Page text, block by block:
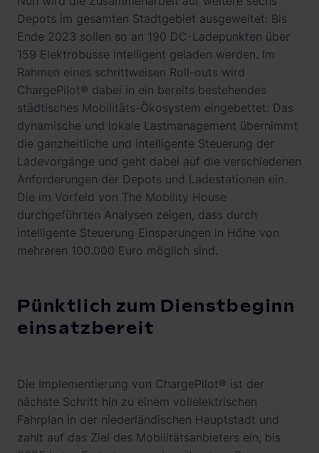
Depots im gesamten Stadtgebiet ausgeweitet: Bis
Ende 2023 sollen so an 190 DC-Ladepunkten über
159 Elektrobusse intelligent geladen werden. Im
Rahmen eines schrittweisen Roll-outs wird
ChargePilot® dabei in ein bereits bestehendes
städtisches Mobilitäts-Ökosystem eingebettet: Das
dynamische und lokale Lastmanagement übernimmt
die ganzheitliche und intelligente Steuerung der
Ladevorgänge und geht dabei auf die verschiedenen
Anforderungen der Depots und Ladestationen ein.
Die im Vorfeld von The Mobility House
durchgeführten Analysen zeigen, dass durch
intelligente Steuerung Einsparungen in Höhe von
mehreren 100.000 Euro möglich sind.
Pünktlich zum Dienstbeginn
einsatzbereit
Die Implementierung von ChargePilot® ist der
nächste Schritt hin zu einem vollelektrischen
Fahrplan in der niederländischen Hauptstadt und
zahlt auf das Ziel des Mobilitätsanbieters ein, bis